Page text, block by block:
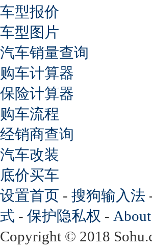
车型报价
车型图片
汽车销量查询
购车计算器
保险计算器
购车流程
经销商查询
汽车改装
底价买车
设置首页 - 搜狗输入法
式 - 保护隐私权 -
Copyright © 2018